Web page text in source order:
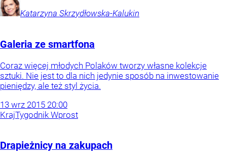
Katarzyna Skrzydłowska-Kalukin
Galeria ze smartfona
Coraz więcej młodych Polaków tworzy własne kolekcje
sztuki. Nie jest to dla nich jedynie sposób na inwestowanie
pieniędzy, ale też styl życia.
13 wrz 2015 20:00
KrajTygodnik Wprost
Drapieżnicy na zakupach